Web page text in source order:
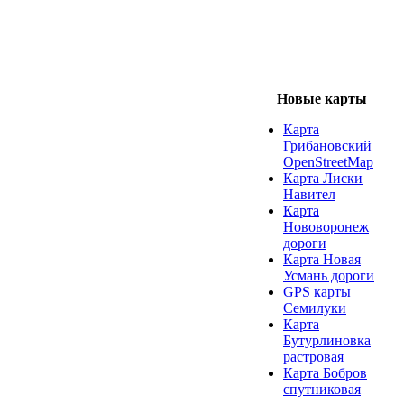
Новые карты
Карта
Грибановский
OpenStreetMap
Карта Лиски
Навител
Карта
Нововоронеж
дороги
Карта Новая
Усмань дороги
GPS карты
Семилуки
Карта
Бутурлиновка
растровая
Карта Бобров
спутниковая